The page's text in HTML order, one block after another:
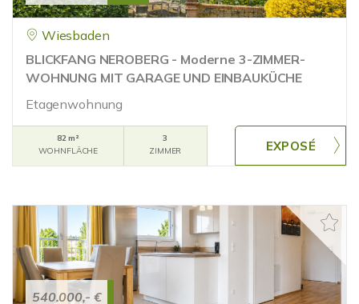
Wiesbaden
BLICKFANG NEROBERG - Moderne 3-ZIMMER-
WOHNUNG MIT GARAGE UND EINBAUKÜCHE
Etagenwohnung
82 m²
WOHNFLÄCHE
3
ZIMMER
540.000,- €